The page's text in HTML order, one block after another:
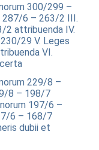
300/299 –
287/6 – 263/2 III.
2 attribuenda IV.
29 V. Leges
VI.
229/8 –
8 – 198/7
197/6 –
6 – 168/7
dubii et